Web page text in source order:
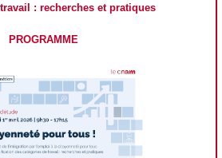
: recherches et pratiques
PROGRAMME